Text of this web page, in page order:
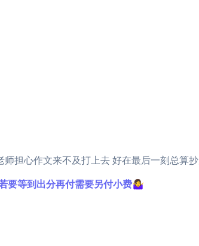
师担心作文来不及打上去 好在最后一刻总算
等到出分再付需要另付小费🤷‍♀️